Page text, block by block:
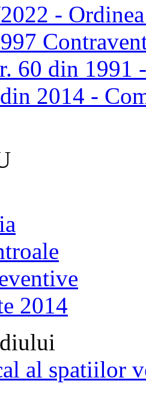
-
60 din 1991
2014 -
2014
al spatiilor